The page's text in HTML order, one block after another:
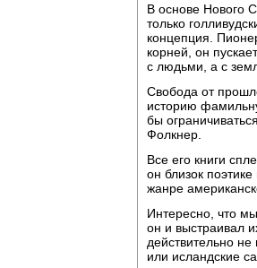
В основе Нового
только
концепция.
корней, он
с людьми, а с
Свобода от
историю
бы
Фолкнер.
Все его книги
он близок
жанре
Интересно, что
он и выстраивал
действительно
или исландские